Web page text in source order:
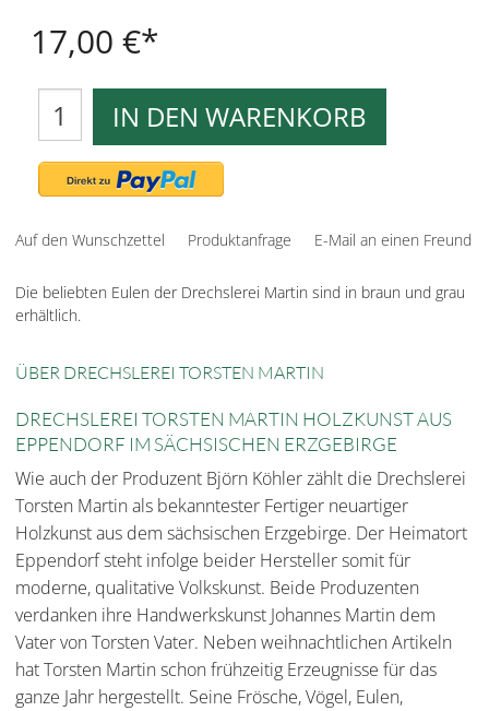
17,00 €
IN DEN WARENKORB
Auf den Wunschzettel Produktanfrage E-Mail an einen Freund
Die beliebten Eulen der Drechslerei Martin sind in braun und grau
erhältlich.
ÜBER DRECHSLEREI TORSTEN MARTIN
DRECHSLEREI TORSTEN MARTIN HOLZKUNST AUS
EPPENDORF IM SÄCHSISCHEN ERZGEBIRGE
Wie auch der Produzent Björn Köhler zählt die Drechslerei
Torsten Martin als bekanntester Fertiger neuartiger
Holzkunst aus dem sächsischen Erzgebirge. Der Heimatort
Eppendorf steht infolge beider Hersteller somit für
moderne, qualitative Volkskunst. Beide Produzenten
verdanken ihre Handwerkskunst Johannes Martin dem
Vater von Torsten Vater. Neben weihnachtlichen Artikeln
hat Torsten Martin schon frühzeitig Erzeugnisse für das
ganze Jahr hergestellt. Seine Frösche, Vögel, Eulen,